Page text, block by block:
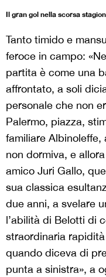
Il gran gol nella scorsa
Tanto timido e
feroce in campo:
partita è come una
affrontato, a soli
personale che non
Palermo, piazza,
familiare
non dormiva, e
amico Juri Gallo,
sua classica
due anni, a svelare
l’abilità di Belotti di
straordinaria
quando diceva di
punta a sinistra», a